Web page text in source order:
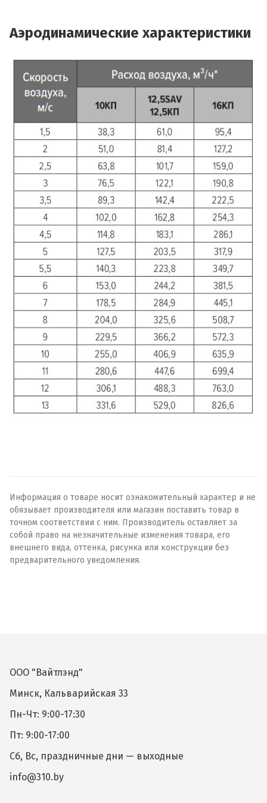
Аэродинамические характеристики
Информация о товаре носит ознакомительный характер и не
обязывает производителя или магазин поставить товар в
точном соответствии с ним. Производитель оставляет за
собой право на незначительные изменения товара, его
внешнего вида, оттенка, рисунка или конструкции без
предварительного уведомления.
ООО "Вайтлэнд"
Минск, Кальварийская 33
Пн-Чт: 9:00-17:30
Пт: 9:00-17:00
Сб, Вс, праздничные дни — выходные
info@310.by